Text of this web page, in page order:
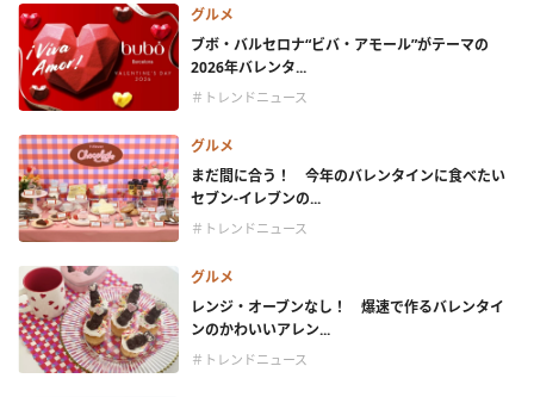
グルメ
ブボ・バルセロナ“ビバ・アモール”がテーマの
2026年バレンタ...
＃トレンドニュース
グルメ
まだ間に合う！ 今年のバレンタインに食べたい
セブン-イレブンの...
＃トレンドニュース
グルメ
レンジ・オーブンなし！ 爆速で作るバレンタイ
ンのかわいいアレン...
＃トレンドニュース